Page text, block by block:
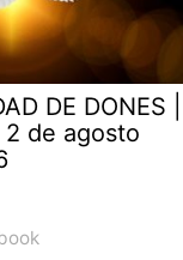
DE DONES |
de agosto